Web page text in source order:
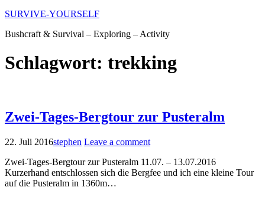
for:
SURVIVE-YOURSELF
Bushcraft & Survival – Exploring – Activity
Schlagwort: trekking
Zwei-Tages-Bergtour zur Pusteralm
22. Juli 2016stephen Leave a comment
Zwei-Tages-Bergtour zur Pusteralm 11.07. – 13.07.2016
Kurzerhand entschlossen sich die Bergfee und ich eine kleine Tour
auf die Pusteralm in 1360m…